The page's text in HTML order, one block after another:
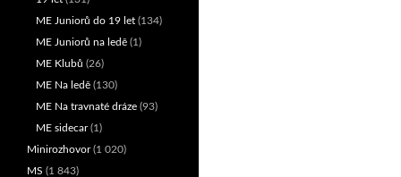
ME Juniorů do 19 let (134)
ME Juniorů na ledě (1)
ME Klubů (26)
ME Na ledě (130)
ME Na travnaté dráze (93)
ME sidecar(1)
Minirozhovor(1 020)
MS (1 843)